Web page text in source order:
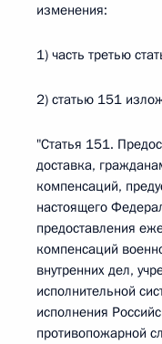
изменения:
1) часть третью
2) статью 151
"Статья 151.
доставка,
компенсаций,
настоящего
предоставления
компенсаций
внутренних дел,
исполнительной
исполнения
противопожарной